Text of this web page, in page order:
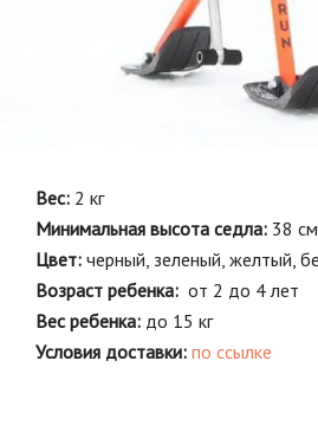
Вес: 2 кг
Минимальная высота седла: 38 см
Цвет: черный, зеленый, желтый,
Возраст ребенка: от 2 до 4 лет
Вес ребенка: до 15 кг
Условия доставки: по ссылке